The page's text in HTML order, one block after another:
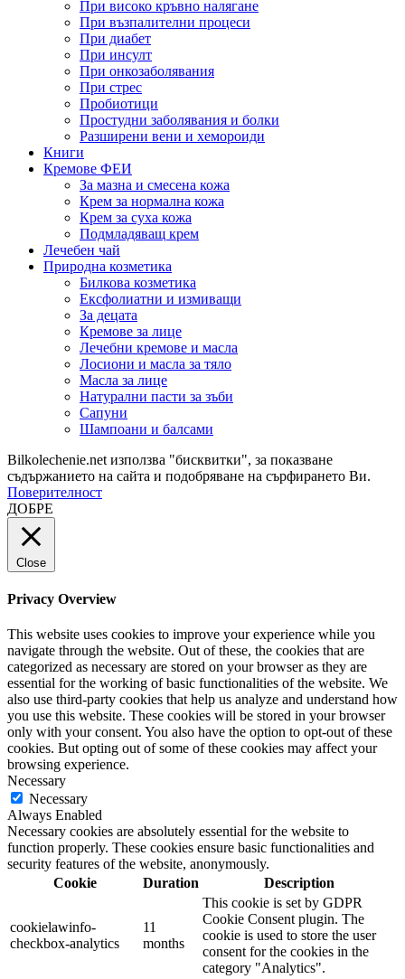
При високо кръвно налягане
При възпалителни процеси
При диабет
При инсулт
При онкозаболявания
При стрес
Пробиотици
Простудни заболявания и болки
Разширени вени и хемороиди
Книги
Кремове ФЕИ
За мазна и смесена кожа
Крем за нормална кожа
Крем за суха кожа
Подмладяващ крем
Лечебен чай
Природна козметика
Билкова козметика
Ексфолиатни и измиващи
За децата
Кремове за лице
Лечебни кремове и масла
Лосиони и масла за тяло
Масла за лице
Натурални пасти за зъби
Сапуни
Шампоани и балсами
Bilkolechenie.net използва "бисквитки", за показване
съдържанието на сайта и подобряване на сърфирането Ви.
Поверителност
ДОБРЕ
Close
Privacy Overview
This website uses cookies to improve your experience while you
navigate through the website. Out of these, the cookies that are
categorized as necessary are stored on your browser as they are
essential for the working of basic functionalities of the website. We
also use third-party cookies that help us analyze and understand how
you use this website. These cookies will be stored in your browser
only with your consent. You also have the option to opt-out of these
cookies. But opting out of some of these cookies may affect your
browsing experience.
Necessary
Necessary
Always Enabled
Necessary cookies are absolutely essential for the website to
function properly. These cookies ensure basic functionalities and
security features of the website, anonymously.
Cookie
Duration Description
cookielawinfo-
checkbox-analytics
11
months
This cookie is set by GDPR
Cookie Consent plugin. The
cookie is used to store the user
consent for the cookies in the
category "Analytics".